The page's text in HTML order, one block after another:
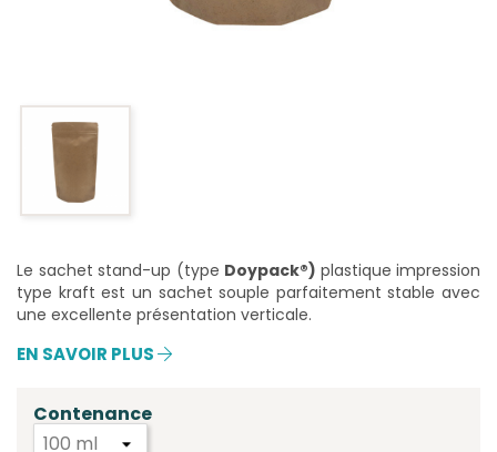
Le sachet stand-up (type Doypack®) plastique impression
type kraft est un sachet souple parfaitement stable avec
une excellente présentation verticale.
EN SAVOIR PLUS
Contenance